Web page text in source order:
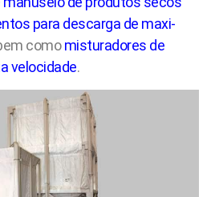
para descarga de maxi-
comomisturadores de
velocidade.